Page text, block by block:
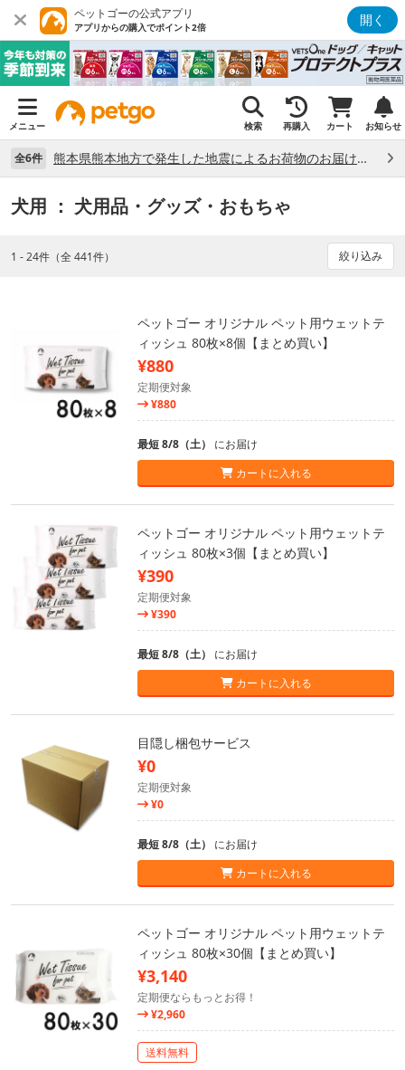
ペットゴーの公式アプリ
アプリからの購入でポイント2倍 開く
メニュー 検索 再購入 カート お知らせ
全6件 熊本県熊本地方で発生した地震によるお荷物のお届け状況について （7/28）
犬用 ： 犬用品・グッズ・おもちゃ
1 - 24件（全 441件） 絞り込み
ペットゴー オリジナル ペット用ウェットテ
ィッシュ 80枚×8個【まとめ買い】
¥880
定期便対象
¥880
最短 8/8（土） にお届け
カートに入れる
ペットゴー オリジナル ペット用ウェットテ
ィッシュ 80枚×3個【まとめ買い】
¥390
定期便対象
¥390
最短 8/8（土） にお届け
カートに入れる
目隠し梱包サービス
¥0
定期便対象
¥0
最短 8/8（土） にお届け
カートに入れる
ペットゴー オリジナル ペット用ウェットテ
ィッシュ 80枚×30個【まとめ買い】
¥3,140
定期便ならもっとお得！
¥2,960
送料無料